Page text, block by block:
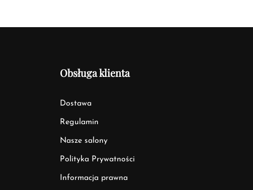
Obsługa klienta
Dostawa
Regulamin
Nasze salony
Polityka Prywatności
Informacja prawna